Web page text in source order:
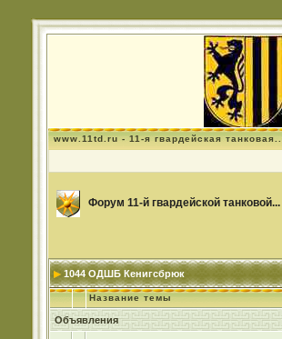
www.11td.ru - 11-я гвардейская танковая...
Форум 11-й гвардейской танковой...
1044 ОДШБ Кенигсбрюк
Название темы
Объявления